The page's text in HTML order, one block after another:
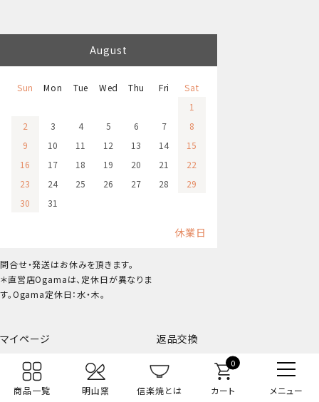
0
マイページ
返品交換
注文履歴
お気に入りリスト
メルマガ解除
閲覧履歴
August
Sun Mon Tue Wed Thu Fri
Sat
1
2
3 4 5 6 7
8
9
10 11 12 13 14
15
16
17 18 19 20 21
22
23
24 25 26 27 28
29
30
31
休業日
問合せ・発送はお休みを頂きます。
＊直営店Ogamaは、定休日が異なりま
す。Ogama定休日：水・木。